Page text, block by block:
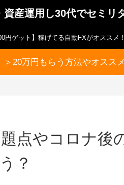
資産運用し30代でセミリ
円ゲット】稼げてる自動FXがオススメ！
＞20万円もらう方法やオスス
点やコロナ後
？